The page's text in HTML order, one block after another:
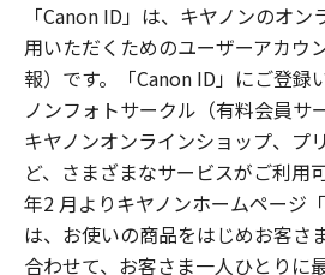
「Canon ID」は、キヤノンのオ
用いただくためのユーザーアカウ
報）です。「Canon ID」にご登録
ノンフォトサークル（有料会員サ
キヤノンオンラインショップ、プ
ど、さまざまなサービスがご利用
年2 月よりキヤノンホームページ
は、お使いの商品をはじめお客さ
合わせて、お客さま一人ひとりに